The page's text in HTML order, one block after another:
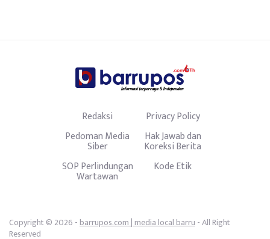
Redaksi
Privacy Policy
Pedoman Media
Siber
Hak Jawab dan
Koreksi Berita
SOP Perlindungan
Wartawan
Kode Etik
Copyright © 2026 -barrupos.com | media local barru- All Right
Reserved